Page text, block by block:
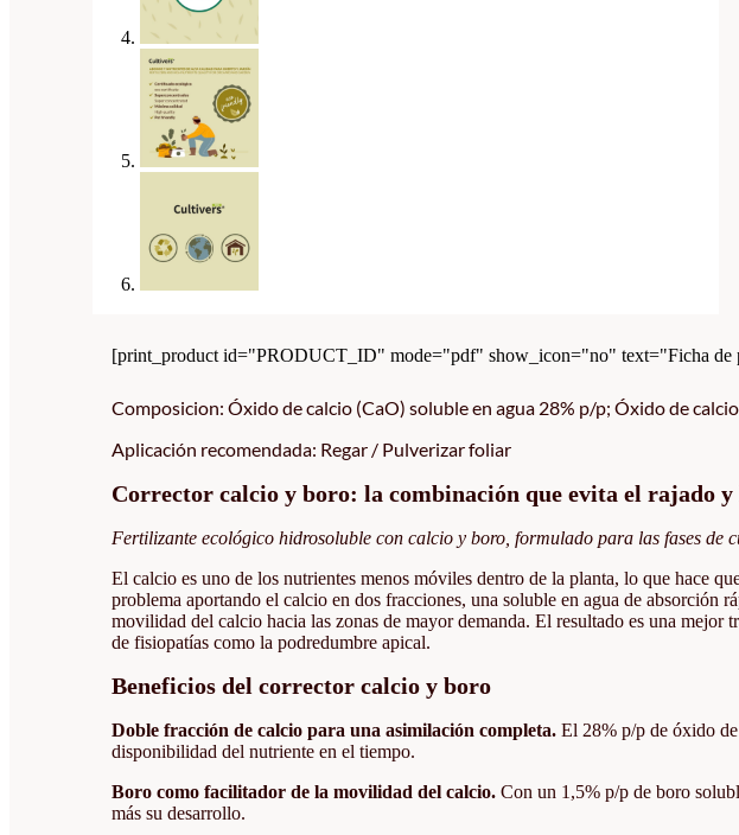
[print_product id="PRODUCT_ID" mode="pdf" show_icon="no" text="Ficha de
Composicion: Óxido de calcio (CaO) soluble en agua 28% p/p; Óxido de
Aplicación recomendada: Regar / Pulverizar foliar
Corrector calcio y boro: la combinación que evita el rajado
Fertilizante ecológico hidrosoluble con calcio y boro, formulado para las fases de
El calcio es uno de los nutrientes menos móviles dentro de la planta, lo que hace
problema aportando el calcio en dos fracciones, una soluble en agua de
movilidad del calcio hacia las zonas de mayor demanda. El resultado es una
de fisiopatías como la podredumbre apical.
Beneficios del corrector calcio y boro
Doble fracción de calcio para una asimilación completa.El 28% p/p de óxido
disponibilidad del nutriente en el tiempo.
Boro como facilitador de la movilidad del calcio.Con un 1,5% p/p de boro
más su desarrollo.